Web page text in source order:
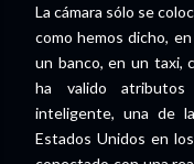
La cámara sólo se
como hemos dicho,
un banco, en un taxi,
ha valido atributos
inteligente, una de
Estados Unidos en